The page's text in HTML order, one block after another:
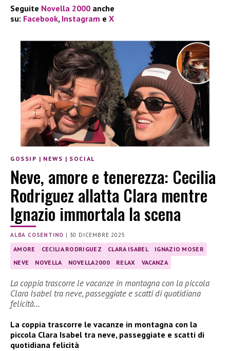
Seguite Novella 2000 anche
su: Facebook, Instagram e X
GOSSIP | NEWS | SOCIAL
Neve, amore e tenerezza: Cecilia
Rodriguez allatta Clara mentre
Ignazio immortala la scena
ALBA COSENTINO | 30 DICEMBRE 2025
AMORE CECILIA RODRIGUEZ CLARA ISABEL
IGNAZIO MOSER
NEVE
NOVELLA NOVELLA2000 RELAX VACANZA
La coppia trascorre le vacanze in montagna con la piccola
Clara Isabel tra neve, passeggiate e scatti di quotidiana
felicità…
La coppia trascorre le vacanze in montagna con la
piccola Clara Isabel tra neve, passeggiate e scatti di
quotidiana felicità